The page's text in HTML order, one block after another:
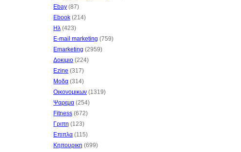
Ebay (87)
Ebook (214)
Ηλ (423)
E-mail marketing (759)
Emarketing (2959)
Δοκιμιο (224)
Ezine (317)
Μοδα (314)
Οικονομικων (1319)
Ψαρεμα (254)
Fitness (672)
Γριπη (123)
Επιπλα (115)
Κηπουρικη (699)